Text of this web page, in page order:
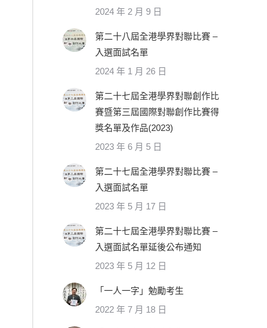
2024 年 2 月 9 日
第二十八屆全港學界對聯比賽 –
入選面試名單
2024 年 1 月 26 日
第二十七屆全港學界對聯創作比
賽暨第三屆國際對聯創作比賽得
獎名單及作品(2023)
2023 年 6 月 5 日
第二十七屆全港學界對聯比賽 –
入選面試名單
2023 年 5 月 17 日
第二十七屆全港學界對聯比賽 –
入選面試名單延後公布通知
2023 年 5 月 12 日
「一人一字」勉勵考生
2022 年 7 月 18 日